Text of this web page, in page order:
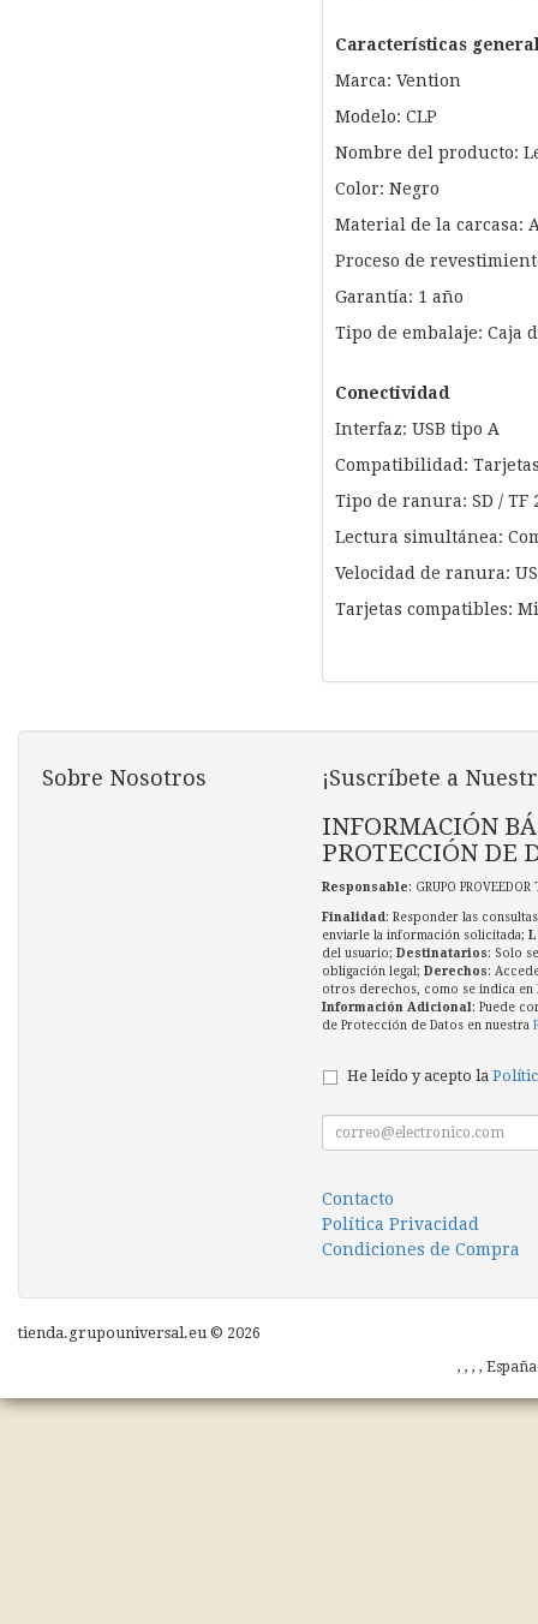
Características
Marca: Vention
Modelo: CLP
Nombre del producto:
Color: Negro
Material de la carcasa:
Proceso de
Garantía: 1 año
Tipo de embalaje: Caja
Conectividad
Interfaz: USB tipo A
Compatibilidad: Tarjetas
Tipo de ranura: SD / TF
Lectura simultánea:
Velocidad de ranura:
Tarjetas compatibles:
Sobre Nosotros ¡Suscríbete a
INFORMACIÓN
PROTECCIÓN DE
Responsable: GRUPO
Finalidad : Responder las
enviarle la información solicitada;
del usuario; Destinatarios: Solo
obligación legal; Derechos:
otros derechos, como se indica en
Información Adicional : Puede
de Protección de Datos en nuestra
He leído y acepto la
Contacto
Política Privacidad
Condiciones de Compra
tienda.grupouniversal.eu © 2026
, , , ,